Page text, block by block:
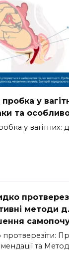
у
та
у вагітних:
методи
та